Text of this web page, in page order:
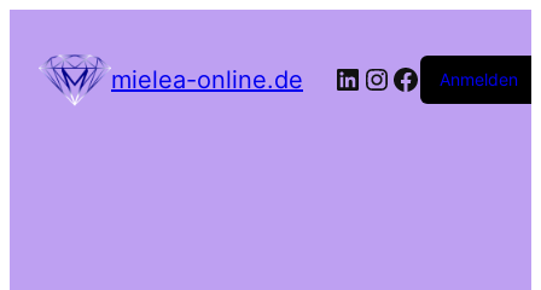
mielea-online.de LinkedIn
Instagram
Facebook
Anmelden